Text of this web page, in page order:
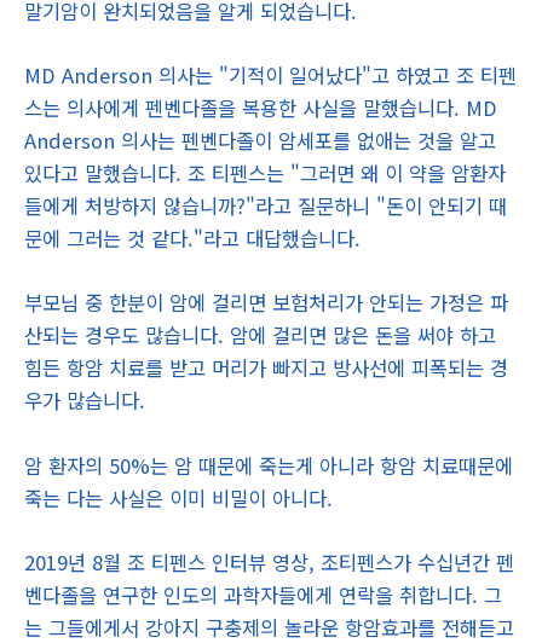
말기암이 완치되었음을 알게 되었습니다.
MD Anderson 의사는 "기적이 일어났다"고 하였고 조 티펜
스는 의사에게 펜벤다졸을 복용한 사실을 말했습니다. MD
Anderson 의사는 펜벤다졸이 암세포를 없애는 것을 알고
있다고 말했습니다. 조 티펜스는 "그러면 왜 이 약을 암환자
들에게 처방하지 않습니까?"라고 질문하니 "돈이 안되기 때
문에 그러는 것 같다."라고 대답했습니다.
부모님 중 한분이 암에 걸리면 보험처리가 안되는 가정은 파
산되는 경우도 많습니다. 암에 걸리면 많은 돈을 써야 하고
힘든 항암 치료를 받고 머리가 빠지고 방사선에 피폭되는 경
우가 많습니다.
암 환자의 50%는 암 때문에 죽는게 아니라 항암 치료때문에
죽는 다는 사실은 이미 비밀이 아니다.
2019년 8월 조 티펜스 인터뷰 영상, 조티펜스가 수십년간 펜
벤다졸을 연구한 인도의 과학자들에게 연락을 취합니다. 그
는 그들에게서 강아지 구충제의 놀라운 항암효과를 전해듣고